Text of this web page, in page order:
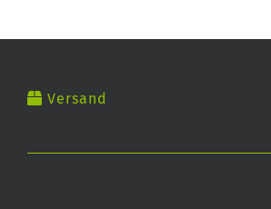
Versand